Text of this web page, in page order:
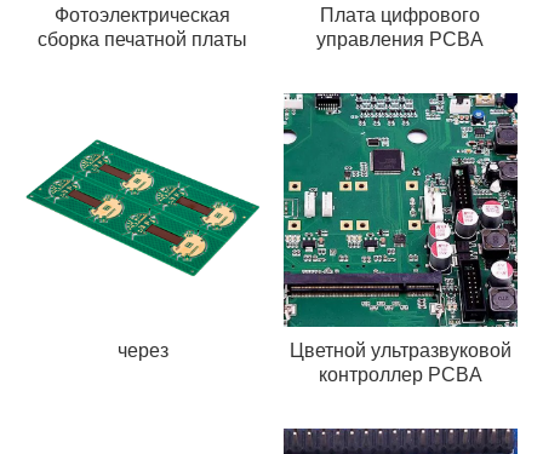
Фотоэлектрическая
сборка печатной платы
Плата цифрового
управления PCBA
через
Цветной ультразвуковой
контроллер PCBA